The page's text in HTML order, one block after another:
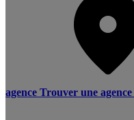
agence Trouver une agence